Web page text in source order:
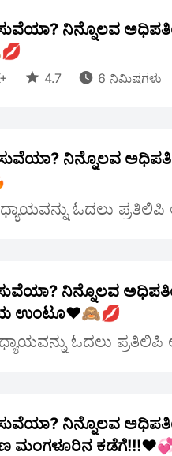
ನಿನ್ನೊಲವ
 4.7  6 ನಿಮಿಷಗಳು
ನಿನ್ನೊಲವ
ಓದಲು
ನಿನ್ನೊಲವ
ಉಂಟೂ❤️🙈💋
ಓದಲು
ನಿನ್ನೊಲವ
ಮಂಗಳೂರಿನ